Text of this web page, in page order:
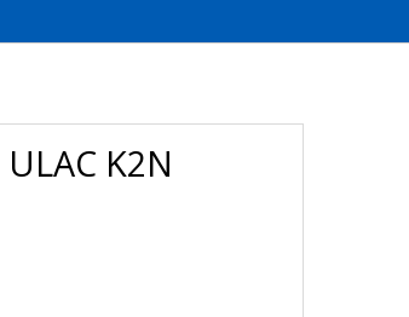
K2N